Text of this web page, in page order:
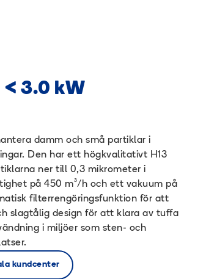
3.0 kW
damm och små partiklar i
Den har ett högkvalitativt H13
ner till 0,3 mikrometer i
på 450 m³/h och ett vakuum på
filterrengöringsfunktion för att
slagtålig design för att klara av tuffa
i miljöer som sten- och
kundcenter